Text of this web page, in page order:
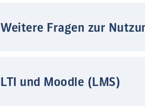
Weitere Fragen zur
LTI und Moodle (LMS)